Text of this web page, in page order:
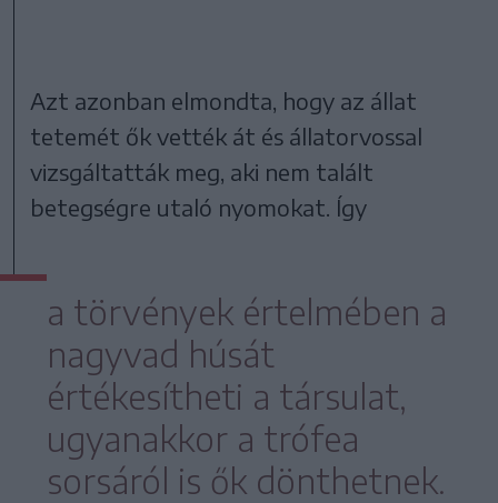
Azt azonban elmondta, hogy az állat
tetemét ők vették át és állatorvossal
vizsgáltatták meg, aki nem talált
betegségre utaló nyomokat. Így
a törvények értelmében a
nagyvad húsát
értékesítheti a társulat,
ugyanakkor a trófea
sorsáról is ők dönthetnek.